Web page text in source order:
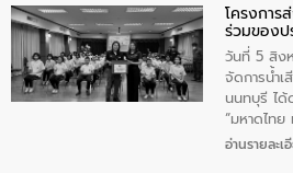
วัดสิงห์ จั
สุขชื่น นาย
บริหารเทศ
ประชาชน
ส่วนได้ส่วน
จัดการคุณ
จังหวัดชัยน
โครงการ
ร่วมของป
แก้ไขปัญ
วันที่ 5 สิง
จัดการน้ำเ
นนทบุรี ได้
“มหาดไท
จัดโครงกา
อ่านรายละ